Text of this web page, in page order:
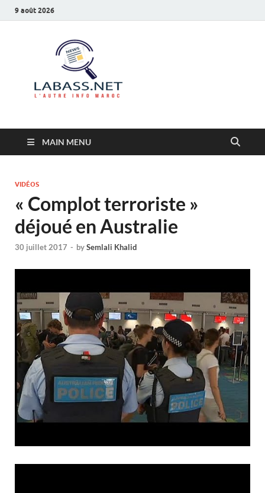
9 août 2026
MAIN MENU
VIDÉOS
« Complot terroriste »
déjoué en Australie
30 juillet 2017 - bySemlali Khalid